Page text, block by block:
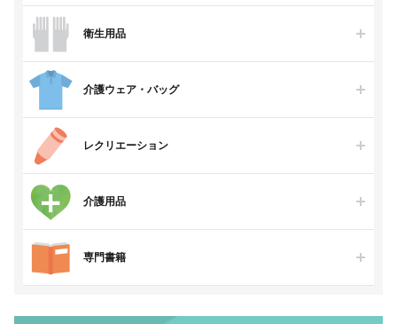
衛生用品
介護ウェア・バッグ
レクリエーション
介護用品
専門書籍